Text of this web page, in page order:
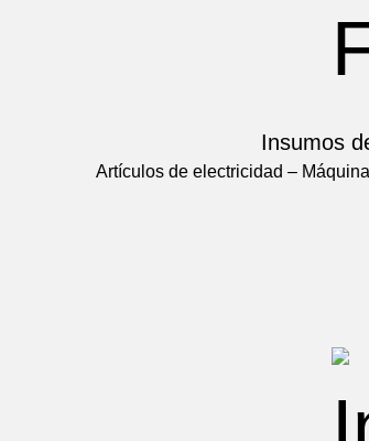
Insumos
Artículos de electricidad –